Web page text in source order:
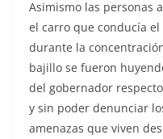
Asimismo las personas
el carro que conducía
durante la
bajillo se fueron
del gobernador
y sin poder denunciar
amenazas que viven